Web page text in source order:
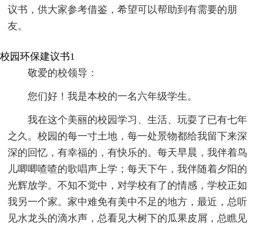
议书，供大家参考借鉴，希望可以帮助到有需要的朋
友。
校园环保建议书1
敬爱的校领导：
您们好！我是本校的一名六年级学生。
我在这个美丽的校园学习、生活、玩耍了已有七年
之久。校园的每一寸土地，每一处景物都给我留下来深
深的回忆，有幸福的，有快乐的。每天早晨，我伴着鸟
儿唧唧喳喳的歌唱声上学；每天下午，我伴随着夕阳的
光辉放学。不知不觉中，对学校有了的情感，学校正如
我另一个家。家中难免有美中不足的地方，最近，总听
见水龙头的滴水声，总看见大树下的瓜果皮屑，总瞧见